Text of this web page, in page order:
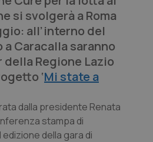
si svolgerà a Roma
all’interno del
Caracalla saranno
Regione Lazio
‘Mi state a
dalla presidente Renata
stampa di
della gara di